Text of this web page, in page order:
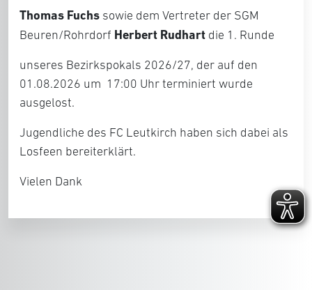
Thomas Fuchs sowie dem Vertreter der SGM
Beuren/Rohrdorf Herbert Rudhart die 1. Runde
unseres Bezirkspokals 2026/27, der auf den
01.08.2026 um 17:00 Uhr terminiert wurde
ausgelost.
Jugendliche des FC Leutkirch haben sich dabei als
Losfeen bereiterklärt.
Vielen Dank